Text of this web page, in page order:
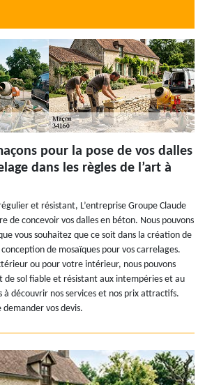
pour la pose de vos dalles
dans les règles de l’art à
et résistant, L’entreprise Groupe Claude
de concevoir vos dalles en béton. Nous pouvons
vous souhaitez que ce soit dans la création de
de mosaïques pour vos carrelages.
ou pour votre intérieur, nous pouvons
sol fiable et résistant aux intempéries et au
à découvrir nos services et nos prix attractifs.
demander vos devis.